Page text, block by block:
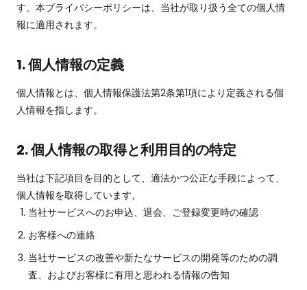
す。本プライバシーポリシーは、当社が取り扱う全ての個人情
報に適用されます。
1. 個人情報の定義
個人情報とは、個人情報保護法第2条第1項により定義される個
人情報を指します。
2. 個人情報の取得と利用目的の特定
当社は下記項目を目的として、適法かつ公正な手段によって、
個人情報を取得しています。
当社サービスへのお申込、退会、ご登録変更時の確認
お客様への連絡
当社サービスの改善や新たなサービスの開発等のための調
査、およびお客様に有用と思われる情報の告知